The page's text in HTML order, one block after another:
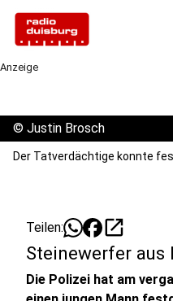
Anzeige
© Justin Brosch
Der Tatverdächtige konnte
Teilen: open_in_new
Steinewerfer
Die Polizei hat am